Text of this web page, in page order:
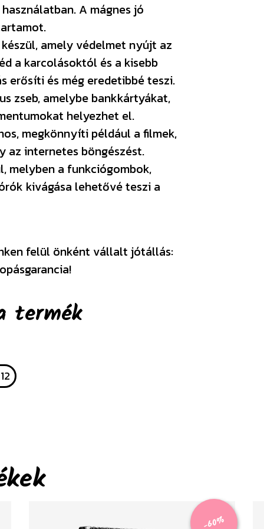
A mágnes jó
amely védelmet nyújt az
a karcolásoktól és a kisebb
erősíti és még eredetibbé teszi.
zseb, amelybe bankkártyákat,
helyezhet el.
megkönnyíti például a filmek,
az internetes böngészést.
melyben a funkciógombok,
kivágása lehetővé teszi a
felül önként vállalt jótállás:
termék
-60%